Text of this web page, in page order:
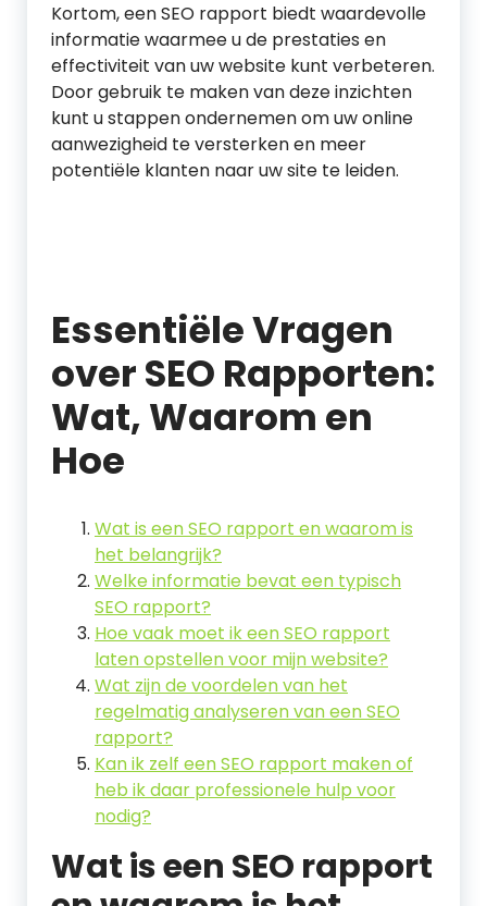
Kortom, een SEO rapport biedt waardevolle
informatie waarmee u de prestaties en
effectiviteit van uw website kunt verbeteren.
Door gebruik te maken van deze inzichten
kunt u stappen ondernemen om uw online
aanwezigheid te versterken en meer
potentiële klanten naar uw site te leiden.
Essentiële Vragen
over SEO Rapporten:
Wat, Waarom en
Hoe
Wat is een SEO rapport en waarom is
het belangrijk?
Welke informatie bevat een typisch
SEO rapport?
Hoe vaak moet ik een SEO rapport
laten opstellen voor mijn website?
Wat zijn de voordelen van het
regelmatig analyseren van een SEO
rapport?
Kan ik zelf een SEO rapport maken of
heb ik daar professionele hulp voor
nodig?
Wat is een SEO rapport